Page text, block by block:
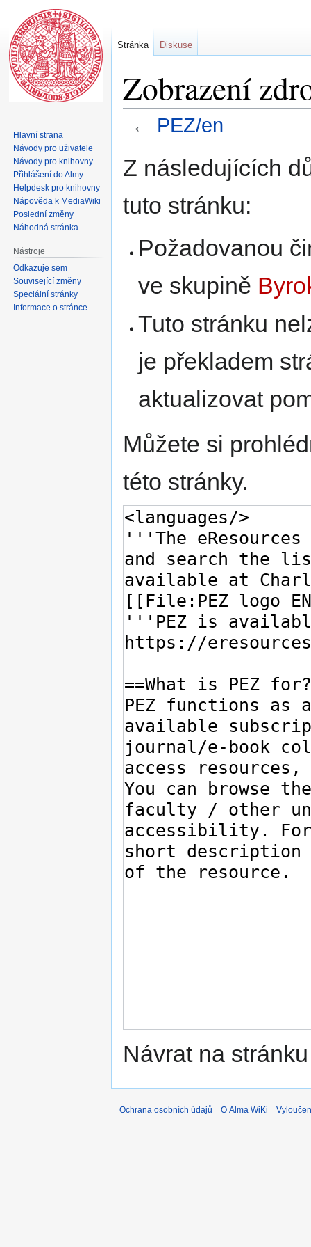
Zobrazení
← PEZ/en
na
na
Z následujících
tuto stránku:
Požadovanou
ve skupině
Tuto stránku
je překladem
aktualizovat
Můžete si
této stránky.
Návrat na stránku
Stránka Diskuse
Hlavní strana
Návody pro uživatele
Návody pro knihovny
Přihlášení do Almy
Helpdesk pro knihovny
Nápověda k MediaWiki
Poslední změny
Náhodná stránka
Nástroje
Odkazuje sem
Související změny
Speciální stránky
Informace o stránce
Ochrana osobních údajů O Alma WiKi